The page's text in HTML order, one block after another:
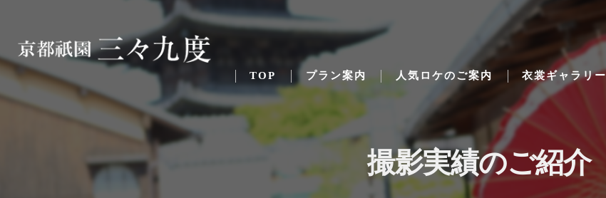
TOP プラン案内
Traditional Japanese weddings
人気ロケのご案内 衣裳ギャラリー
撮影実績のご紹介